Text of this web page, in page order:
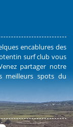
encablures des
surf club vous
partager notre
meilleurs spots du